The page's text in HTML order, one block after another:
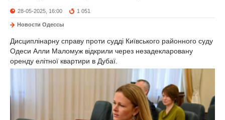
28-05-2025, 16:00 1 051
Новости Одессы
Дисциплінарну справу проти судді Київського районного суду
Одеси Алли Маломуж відкрили через незадекларовану
оренду елітної квартири в Дубаї.